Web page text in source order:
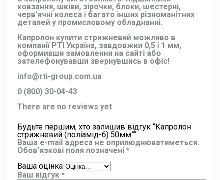
ковзання, шківи, зірочки, блоки, шестерні,
черв’ячні колеса і багато інших різноманітних
деталей у промисловому обладнанні.
Капролон купити стрижневий можливо в
компанії РТІ Україна, завдовжки 0,5 і 1 мм,
оформивши замовлення на сайті або
зателефонувавши звернувшись в офіс!
info@rti-group.com.ua
0 (800) 30-04-43
There are no reviews yet
Будьте першим, хто залишив відгук “Капролон
стрижневий (поліамід-6) 50мм”“
Ваша e-mail адреса не оприлюднюватиметься.
Обов’язкові поля позначені *
Ваша оцінка
Ваш відгук *